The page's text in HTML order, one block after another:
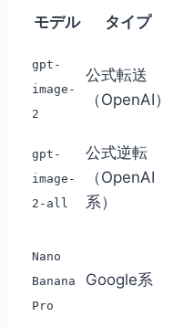
モデル タイプ
gpt-
image-
2
公式転送
（OpenAI）
gpt-
image-
2-all
公式逆転
（OpenAI
系）
Nano
Banana
Pro
Google系